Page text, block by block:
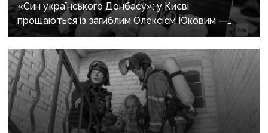
«Син українського Донбасу»: у Києві
прощаються із загиблим Олексієм Юковим —
пошуковцем загону «Плацдарм»